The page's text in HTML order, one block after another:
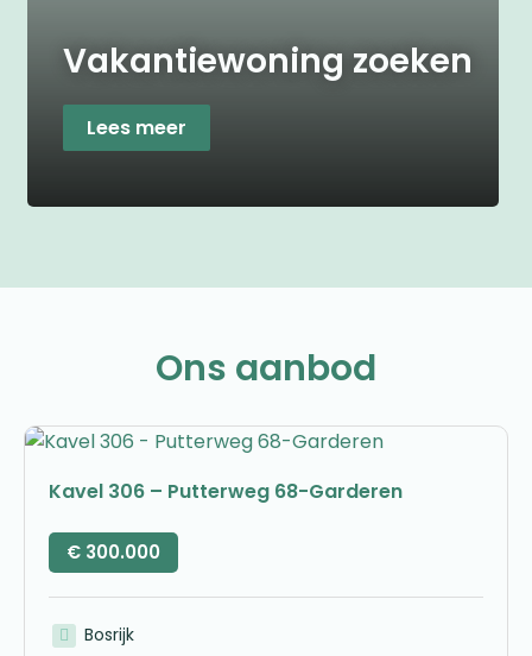
Vakantiewoning zoeken
Lees meer
Ons aanbod
Kavel 306 – Putterweg 68-Garderen
€ 300.000
Bosrijk